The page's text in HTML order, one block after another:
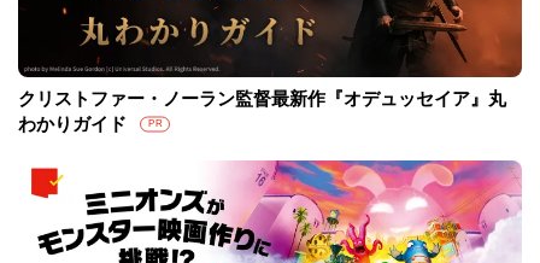
クリストファー・ノーラン監督最新作『オデュッセイア』丸
わかりガイド
PR